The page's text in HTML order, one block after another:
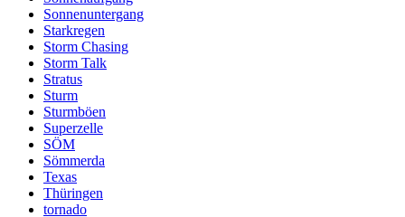
Sonnenuntergang
Starkregen
Storm Chasing
Storm Talk
Stratus
Sturm
Sturmböen
Superzelle
SÖM
Sömmerda
Texas
Thüringen
tornado